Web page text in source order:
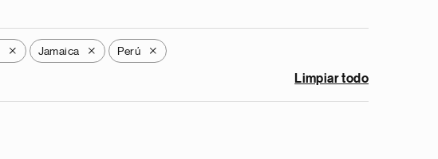
X Jamaica X Perú X
Limpiar todo